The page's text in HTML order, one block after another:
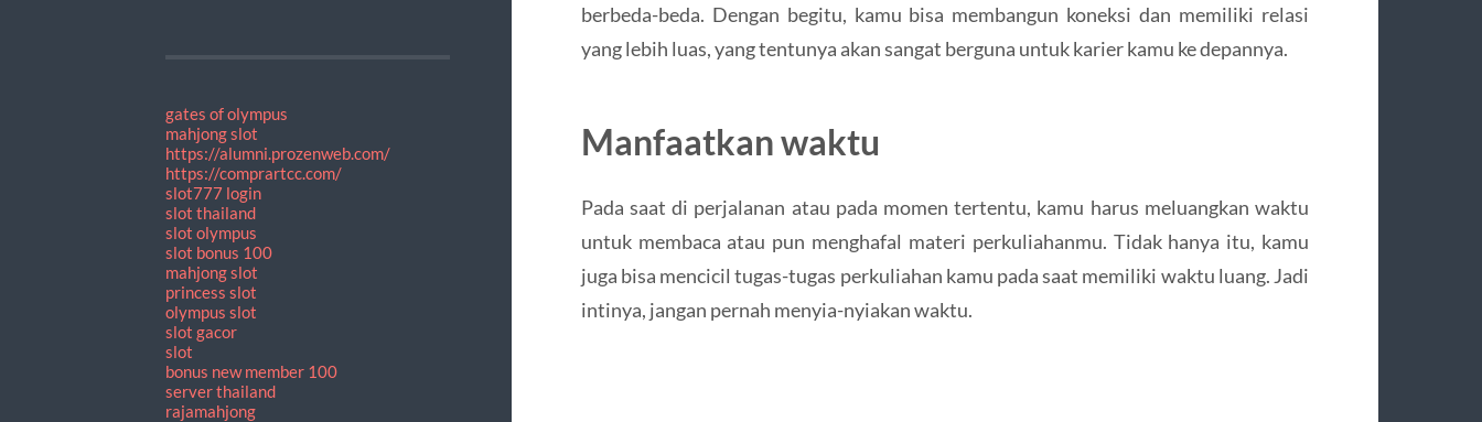
gates of olympus
mahjong slot
https://alumni.prozenweb.com/
https://comprartcc.com/
slot777 login
slot thailand
slot olympus
slot bonus 100
mahjong slot
princess slot
olympus slot
slot gacor
slot
bonus new member 100
server thailand
rajamahjong
berbeda-beda. Dengan begitu, kamu bisa membangun koneksi dan memiliki relasi
yang lebih luas, yang tentunya akan sangat berguna untuk karier kamu ke depannya.
Manfaatkan waktu
Pada saat di perjalanan atau pada momen tertentu, kamu harus meluangkan waktu
untuk membaca atau pun menghafal materi perkuliahanmu. Tidak hanya itu, kamu
juga bisa mencicil tugas-tugas perkuliahan kamu pada saat memiliki waktu luang. Jadi
intinya, jangan pernah menyia-nyiakan waktu.